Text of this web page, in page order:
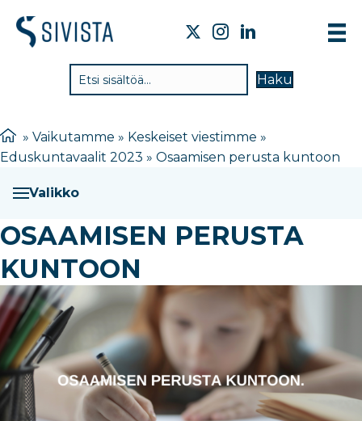
Haku
» Vaikutamme » Keskeiset viestimme »
Eduskuntavaalit 2023 » Osaamisen perusta kuntoon
Valikko
OSAAMISEN PERUSTA
KUNTOON